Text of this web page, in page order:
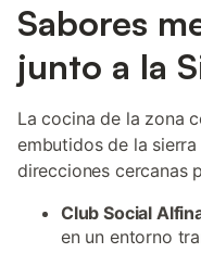
Sabores
junto a la
La cocina de la zona
embutidos de la
direcciones cercanas
Club Social
en un entorno